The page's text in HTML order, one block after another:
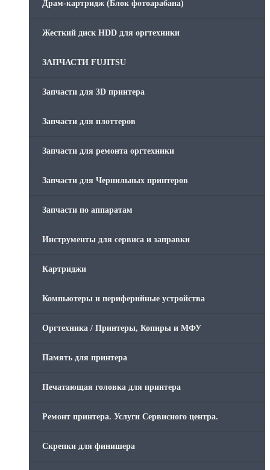
Драм-картридж (Блок фотоарабана)
Жесткий диск HDD для оргтехники
ЗАПЧАСТИ FUJITSU
Запчасти для 3D принтера
Запчасти для плоттеров
Запчасти для ремонта оргтехники
Запчасти для Чернильных принтеров
Запчасти по аппаратам
Инструменты для сервиса и заправки
Картриджи
Компьютеры и периферийные устройства
Оргтехника / Принтеры, Копиры и МФУ
Память для принтера
Печатающая головка для принтера
Ремонт принтера. Услуги Сервисного центра.
Скрепки для финишера